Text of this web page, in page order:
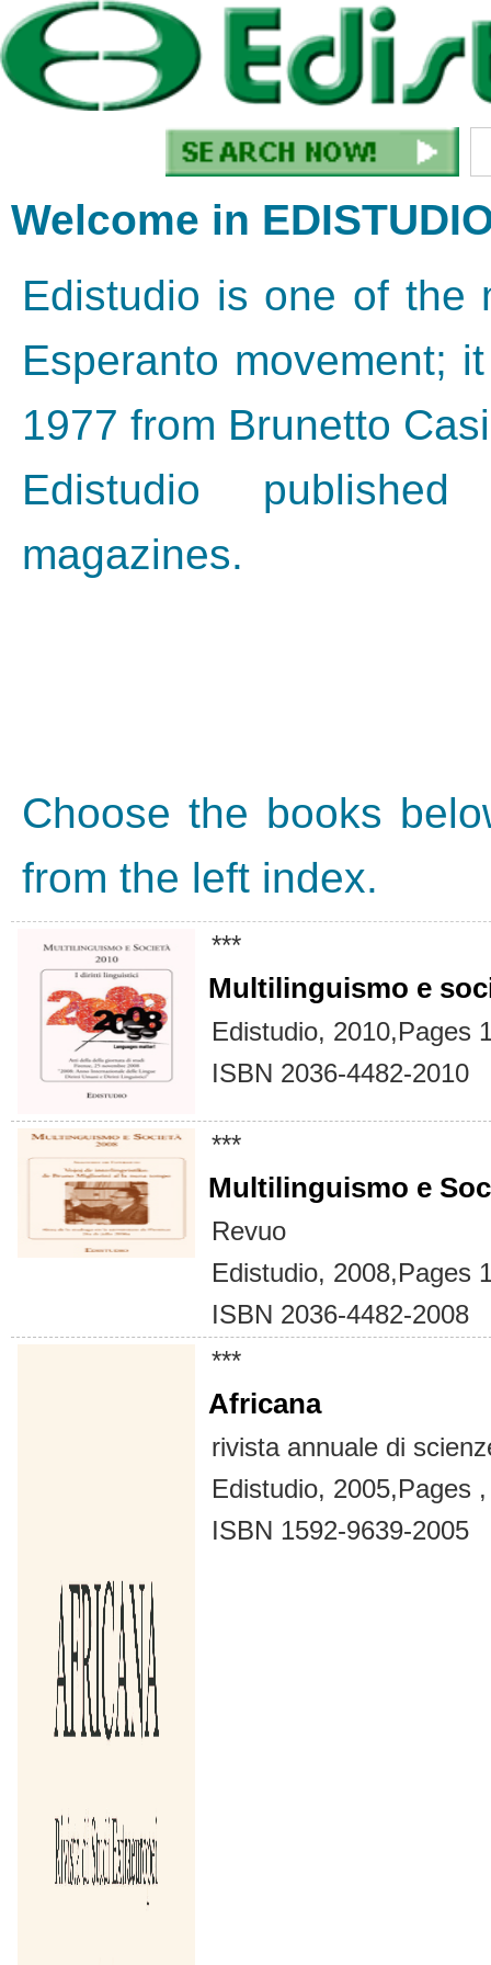
Welcome in
Edistudio is one of the
Esperanto movement;
1977 from Brunetto
Edistudio
magazines.
Choose the books
from the left index.
***
Multilinguismo e
Edistudio, 2010,Pages
ISBN 2036-4482-2010
***
Multilinguismo e
Revuo
Edistudio, 2008,Pages
ISBN 2036-4482-2008
***
Africana
rivista annuale di
Edistudio, 2005,Pages
ISBN 1592-9639-2005